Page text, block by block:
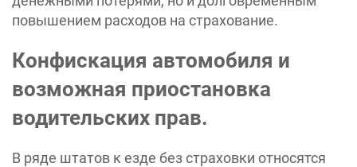
повышением расходов на страхование.
Конфискация автомобиля и
возможная приостановка
водительских прав.
В ряде штатов к езде без страховки относятся